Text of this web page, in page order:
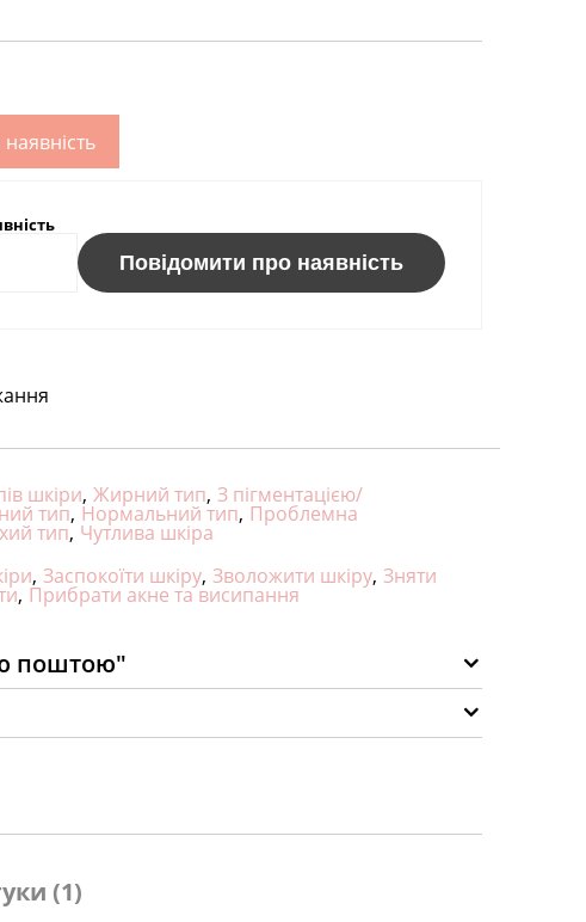
Повідомити про наявність
шкіри, Жирний тип, З пігментацією/
тип, Нормальний тип, Проблемна
тип, Чутлива шкіра
, Заспокоїти шкіру, Зволожити шкіру, Зняти
, Прибрати акне та висипання
поштою"
(1)